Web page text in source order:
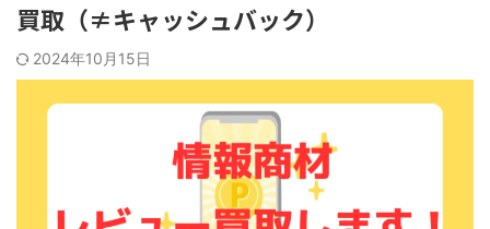
買取（≠キャッシュバック）
2024年10月15日